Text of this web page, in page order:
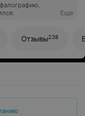
Еще
Отзывы238